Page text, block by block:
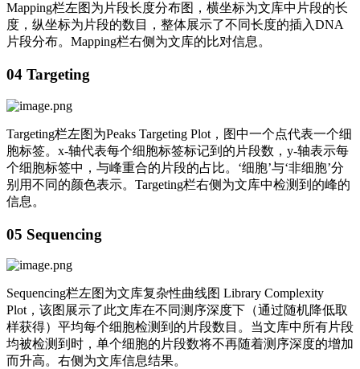
Mapping栏左图为片段长度分布图，横坐标为文库中片段的长
度，纵坐标为片段的数目，整体展示了不同长度的插入DNA
片段分布。Mapping栏右侧为文库的比对信息。
04 Targeting
Targeting栏左图为Peaks Targeting Plot，图中一个点代表一个细
胞标签。x-轴代表每个细胞标签标记到的片段数，y-轴表示每
个细胞标签中，与峰重合的片段的占比。‘细胞’与‘非细胞’分
别用不同的颜色表示。Targeting栏右侧为文库中检测到的峰的
信息。
05 Sequencing
Sequencing栏左图为文库复杂性曲线图 Library Complexity
Plot，该图展示了此文库在不同测序深度下（通过随机降低取
样获得）平均每个细胞检测到的片段数目。当文库中所有片段
均被检测到时，单个细胞的片段数将不再随着测序深度的增加
而升高。右侧为文库信息结果。